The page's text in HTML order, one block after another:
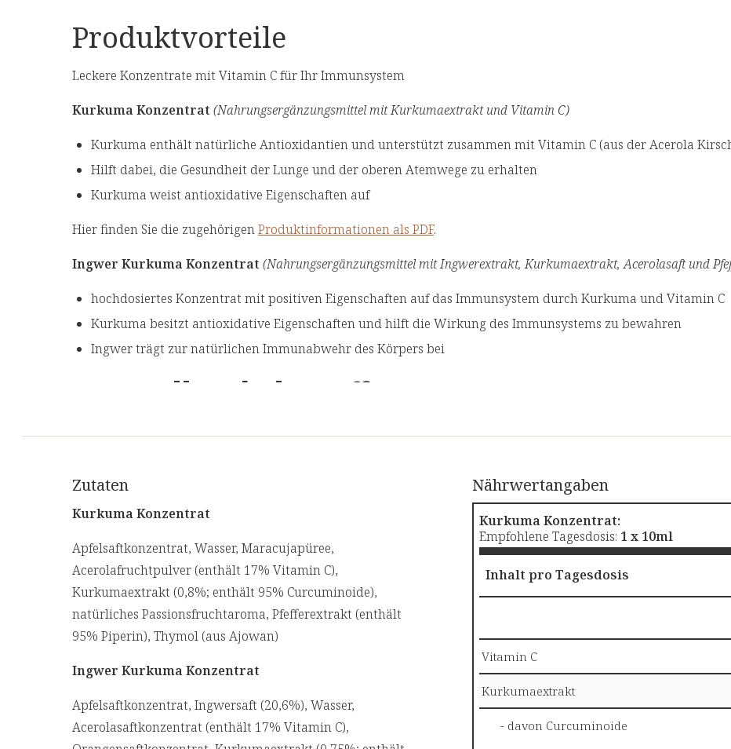
Produktvorteile
Leckere Konzentrate mit Vitamin C für Ihr Immunsystem
Kurkuma Konzentrat (Nahrungsergänzungsmittel mit Kurkumaextrakt und Vitamin C)
Kurkuma enthält natürliche Antioxidantien und unterstützt zusammen mit Vitamin C (aus der Acerola
Hilft dabei, die Gesundheit der Lunge und der oberen Atemwege zu erhalten
Kurkuma weist antioxidative Eigenschaften auf
Hier finden Sie die zugehörigenProduktinformationen als PDF.
Ingwer Kurkuma Konzentrat (Nahrungsergänzungsmittel mit Ingwerextrakt, Kurkumaextrakt, Acerolasaft und
hochdosiertes Konzentrat mit positiven Eigenschaften auf das Immunsystem durch Kurkuma und Vitamin C
Kurkuma besitzt antioxidative Eigenschaften und hilft die Wirkung des Immunsystems zu bewahren
Ingwer trägt zur natürlichen Immunabwehr des Körpers bei
Wertvolle Inhaltsstoffe
Atemwege zu erhalten.
Acerolasaftbeinhaltet reichlich natürliches Vitamin C, hochwirksame Antioxidantien und viele weitere
Pfefferextraktenthält Piperin, welches die Aufnahme von vielen Vitaminen und Aminosäuren im Darm
Hier finden Sie die zugehörigen Produktinformationen als PDF
Ideal für Personen...
die sich müde und antriebslos fühlen
die sich stärken und ihre Gesundheit erhalten wollen
die sich etwas Gutes tun wollen
Zutaten
Kurkuma Konzentrat
Apfelsaftkonzentrat, Wasser, Maracujapüree,
Acerolafruchtpulver (enthält 17% Vitamin C),
Kurkumaextrakt (0,8%; enthält 95% Curcuminoide),
natürliches Passionsfruchtaroma, Pfefferextrakt (enthält
95% Piperin), Thymol (aus Ajowan)
Ingwer Kurkuma Konzentrat
Apfelsaftkonzentrat, Ingwersaft (20,6%), Wasser,
Acerolasaftkonzentrat (enthält 17% Vitamin C),
Nährwertangaben
Kurkuma Konzentrat:
Empfohlene Tagesdosis: 1 x 10ml
Inhalt pro Tagesdosis
Vitamin C
Kurkumaextrakt
- davon Curcuminoide